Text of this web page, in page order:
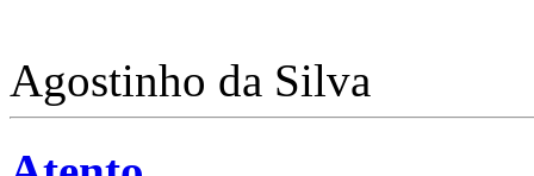
Agostinho da Silva